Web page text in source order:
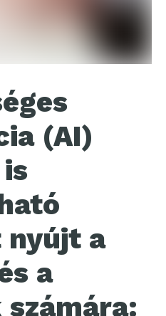
(AI)
nyújt a
a